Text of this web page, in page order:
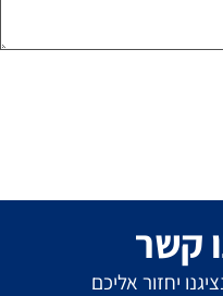
קשר
יחזור אליכם